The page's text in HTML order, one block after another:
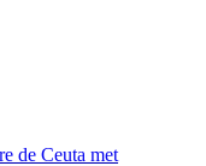
de Ceuta met